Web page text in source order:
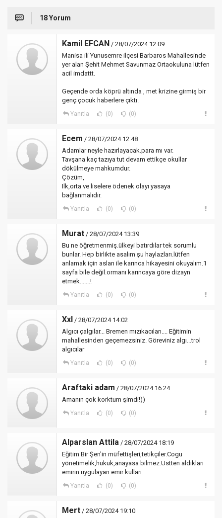
18 Yorum
Kamil EFCAN / 28/07/2024 12:09
Manisa ili Yunusemre ilçesi Barbaros Mahallesinde
yer alan Şehit Mehmet Savunmaz Ortaokuluna lütfen
acil imdattt.
Geçende orda köprü altında , met krizine girmiş bir
genç çocuk haberlere çıktı.
Yanıtla (0) (0)
Ecem / 28/07/2024 12:48
Adamlar neyle hazırlayacak.para mı var.
Tavşana kaç tazıya tut devam ettikçe okullar
dökülmeye mahkumdur.
Çözüm,
Ilk,orta ve liselere ödenek olayı yasaya
bağlanmalıdır.
Yanıtla (0) (0)
Murat / 28/07/2024 13:39
Bu ne öğretmenmiş.ülkeyi batırdılar tek sorumlu
bunlar. Hep birlikte asalım şu haylazları.lütfen
anlamak için aslan ile karınca hikayesini okuyalım.1
sayfa bile değil.ormanı karıncaya göre dizayn
etmek.......!
Yanıtla (0) (0)
Xxl / 28/07/2024 14:02
Algıcı çalgılar... Bremen mızıkacıları.... Eğitimin
mahallesinden geçemezsiniz. Göreviniz algı...trol
algıcılar
Yanıtla (0) (0)
Araftaki adam / 28/07/2024 16:24
Amanın çok korktum şimdi!))
Yanıtla (0) (0)
Alparslan Attila / 28/07/2024 18:19
Eğitim Bir Şen'in müfettişleri,tetikçiler.Cogu
yönetimelik,hukuk,anayasa bilmez.Ustten aldıkları
emirin uygulayan emir kulları.
Yanıtla (0) (0)
Mert / 28/07/2024 19:10